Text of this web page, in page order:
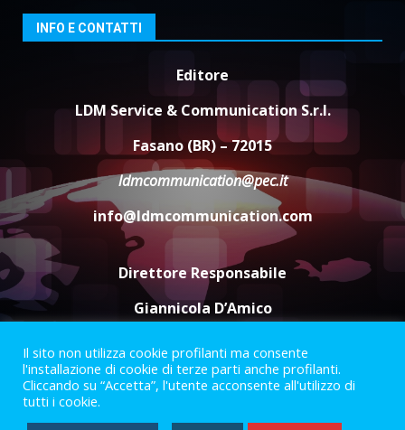
4
appuntamento con “Fasano in
Banda”
US Fasano, Scianaro: “Profonda
amarezza per esclusione dal
campionato di calcio”
7 Agosto 2026 06:00
INFO E CONTATTI
Editore
LDM Service & Communication S.r.l.
Fasano (BR) – 72015
ldmcommunication@pec.it
info@ldmcommunication.com
Direttore Responsabile
Giannicola D’Amico
Termini e Condizioni Privacy Policy
Informazioni Legali
Facebook
Instagram
Youtube
Il sito non utilizza cookie profilanti ma consente
l'installazione di cookie di terze parti anche profilanti.
Cliccando su “Accetta”, l'utente acconsente all'utilizzo di
tutti i cookie.